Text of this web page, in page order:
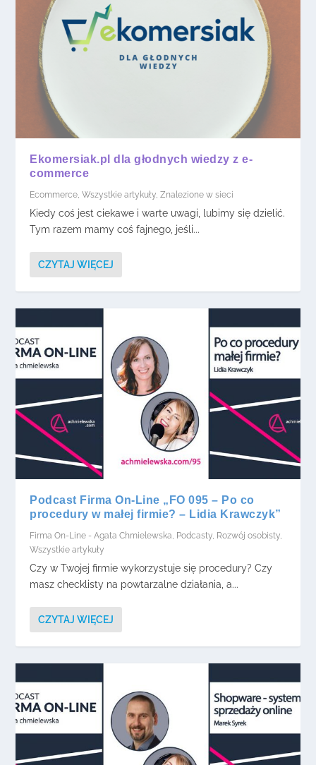
Ekomersiak.pl dla głodnych wiedzy z e-
commerce
Ecommerce,Wszystkie artykuły,Znalezione w sieci
Kiedy coś jest ciekawe i warte uwagi, lubimy się dzielić.
Tym razem mamy coś fajnego, jeśli...
CZYTAJ WIĘCEJ
Podcast Firma On-Line „FO 095 – Po co
procedury w małej firmie? – Lidia Krawczyk”
Firma On-Line - Agata Chmielewska Podcasty Rozwój osobisty
Wszystkie artykuły
Czy w Twojej firmie wykorzystuje się procedury? Czy
masz checklisty na powtarzalne działania, a...
CZYTAJ WIĘCEJ